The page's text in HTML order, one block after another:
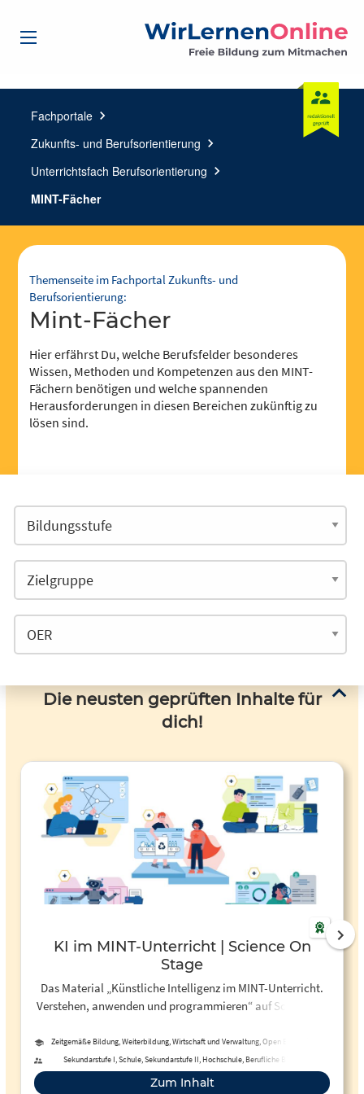
Fachportale chevron_right
Zukunfts- und Berufsorientierung chevron_right
Unterrichtsfach Berufsorientierung chevron_right
MINT-Fächer
Themenseite im Fachportal Zukunfts- und
Berufsorientierung:
Mint-Fächer
Hier erfährst Du, welche Berufsfelder besonderes
Wissen, Methoden und Kompetenzen aus den MINT-
Fächern benötigen und welche spannenden
Herausforderungen in diesen Bereichen zukünftig zu
lösen sind.
Die neusten geprüften Inhalte für
dich!
KI im MINT-Unterricht | Science On
Stage
Das Material „Künstliche Intelligenz im MINT-Unterricht.
Verstehen, anwenden und programmieren“ auf Science on
Unterrichtseinheiten rund um das Thema Künstliche
Intelligenz. Es behandelt zentrale Aspekte wie Maschinelles
Lernen, generative KI, neuronale Netze, Big Data sowie die
Zeitgemäße Bildung, Weiterbildung, Wirtschaft und Verwaltung, Open Educational
Gesellschaftskunde, Ethik, Pädagogik, Berufliche Bildung
Sekundarstufe I, Schule, Sekundarstufe II, Hochschule, Berufliche Bildung,
Fortbildung, Erwachsenenbildung, Primarstufe, Fernunterricht, Informelles Lernen,
Förderschule
Zum Inhalt